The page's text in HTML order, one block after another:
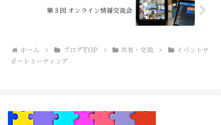
第３回 オンライン情報交流会
ホーム ブログTOP 共有・交流
イベントサ
ポートミーティング